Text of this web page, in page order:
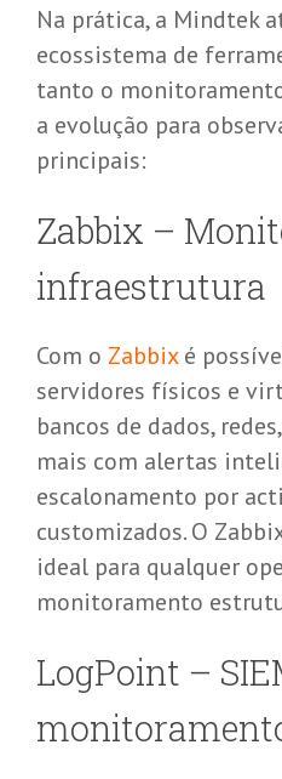
Na prática, a Mindtek
ecossistema de
tanto o
a evolução para
principais:
Zabbix –
infraestrutura
Com o Zabbixé
servidores físicos e
bancos de dados,
mais com alertas
escalonamento por
customizados. O
ideal para qualquer
monitoramento
LogPoint –